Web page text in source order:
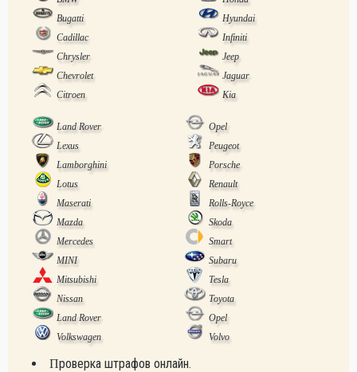
Bugatti
Hyundai
Cadillac
Infiniti
Chrysler
Jeep
Chevrolet
Jaguar
Citroen
Kia
Land Rover
Opel
Lexus
Peugeot
Lamborghini
Porsche
Lotus
Renault
Maserati
Rolls-Royce
Mazda
Skoda
Mercedes
Smart
MINI
Subaru
Mitsubishi
Tesla
Nissan
Toyota
Land Rover
Opel
Volkswagen
Volvo
Проверка штрафов онлайн.